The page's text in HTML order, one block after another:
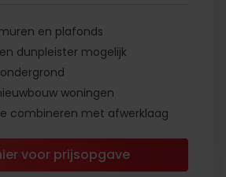
en plafonds
dunpleister mogelijk
woningen
combineren met afwerklaag
voor prijsopgave